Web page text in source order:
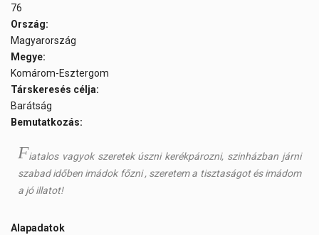
76
Ország:
Magyarország
Megye:
Komárom-Esztergom
Társkeresés célja:
Barátság
Bemutatkozás:
Fiatalos vagyok szeretek úszni kerékpározni, szinházban járni
szabad időben imádok főzni , szeretem a tisztaságot és imádom
a jó illatot!
Alapadatok